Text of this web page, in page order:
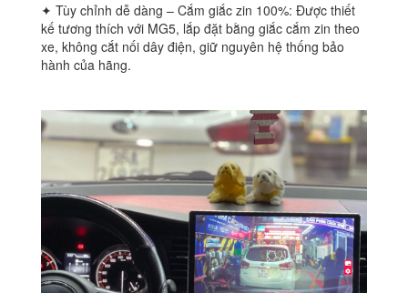
✦ Tùy chỉnh dễ dàng – Cắm giắc zin 100%: Được thiết
kế tương thích với MG5, lắp đặt bằng giắc cắm zin theo
xe, không cắt nối dây điện, giữ nguyên hệ thống bảo
hành của hãng.